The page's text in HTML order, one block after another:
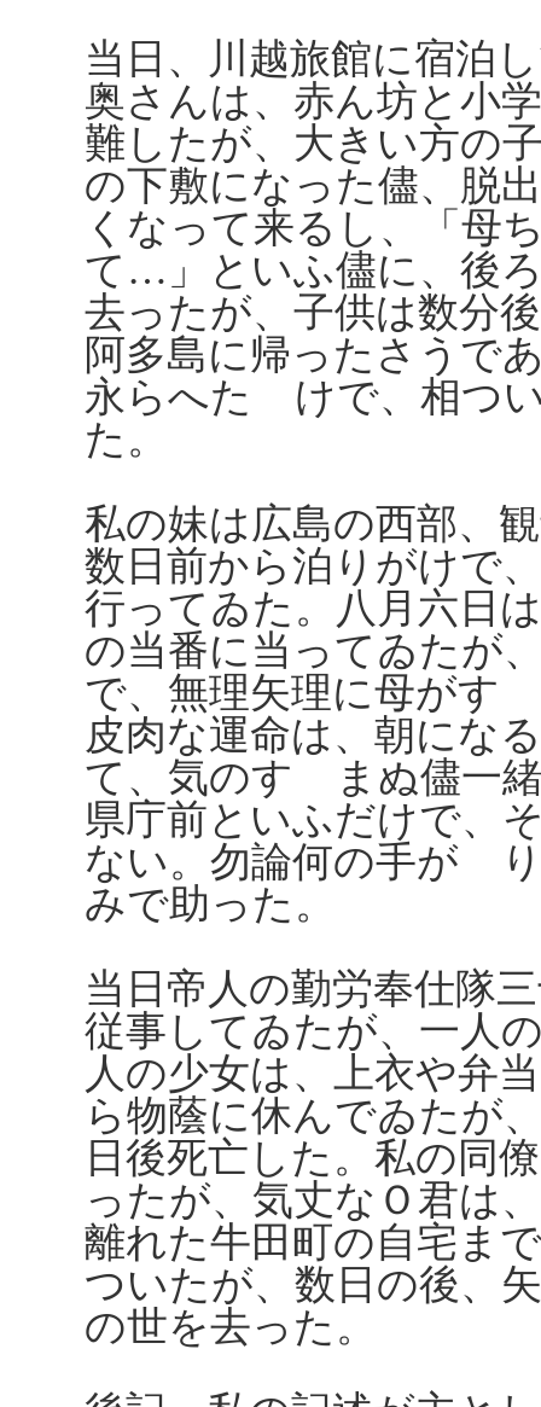
当日、川越旅館に宿泊
奥さんは、赤ん坊と小
難したが、大きい方の
の下敷になった儘、脱
くなって来るし、「母
て…」といふ儘に、後
去ったが、子供は数分
阿多島に帰ったさうで
永らへたゞけで、相つ
た。
私の妹は広島の西部、
数日前から泊りがけで
行ってゐた。八月六日
の当番に当ってゐたが
で、無理矢理に母がす
皮肉な運命は、朝にな
て、気のすゝまぬ儘一
県庁前といふだけで、
ない。勿論何の手がゝ
みで助った。
当日帝人の勤労奉仕隊
従事してゐたが、一人
人の少女は、上衣や弁
ら物蔭に休んでゐたが
日後死亡した。私の同
ったが、気丈なＯ君は
離れた牛田町の自宅ま
ついたが、数日の後、
の世を去った。